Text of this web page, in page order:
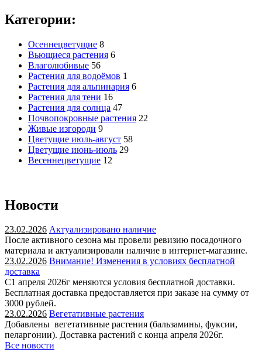
Категории:
Осеннецветущие 8
Вьющиеся растения 6
Влаголюбивые 56
Растения для водоёмов 1
Растения для альпинария 6
Растения для тени 16
Растения для солнца 47
Почвопокровные растения 22
Живые изгороди 9
Цветущие июль-август 58
Цветущие июнь-июль 29
Весеннецветущие 12
Новости
23.02.2026 Актуализировано наличие
После активного сезона мы провели ревизию посадочного
материала и актуализировали наличие в интернет-магазине.
23.02.2026 Внимание! Изменения в условиях бесплатной
доставка
С1 апреля 2026г меняются условия бесплатной доставки.
Бесплатная доставка предоставляется при заказе на сумму от
3000 рублей.
23.02.2026 Вегетативные растения
Добавлены вегетативные растения (бальзамины, фуксии,
пеларгонии). Доставка растений с конца апреля 2026г.
Все новости